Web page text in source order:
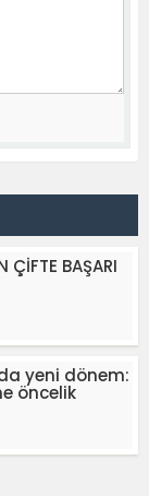
ÇİFTE BAŞARI
yeni dönem:
öncelik